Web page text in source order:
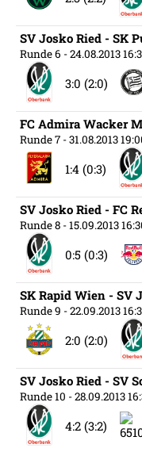
SV Josko Ried - SK
Runde 6 - 24.08.2013
3:0 (2:0)
FC Admira Wacker
Runde 7 - 31.08.2013
1:4 (0:3)
SV Josko Ried - FC
Runde 8 - 15.09.2013
0:5 (0:3)
SK Rapid Wien - SV
Runde 9 - 22.09.2013
2:0 (2:0)
SV Josko Ried - SV
Runde 10 - 28.09.2013
4:2 (3:2)